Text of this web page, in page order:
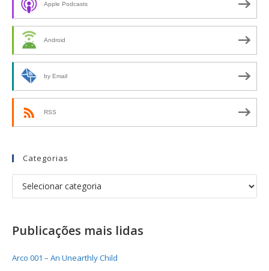
Apple Podcasts
Android
by Email
RSS
Categorias
Publicações mais lidas
Arco 001 – An Unearthly Child